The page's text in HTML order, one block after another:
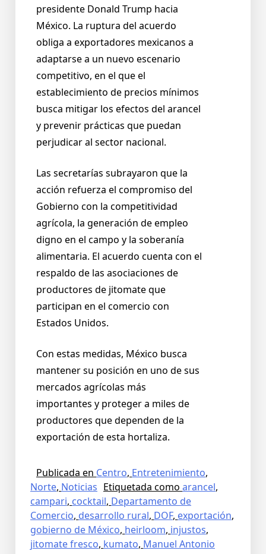
presidente Donald Trump hacia
México. La ruptura del acuerdo
obliga a exportadores mexicanos a
adaptarse a un nuevo escenario
competitivo, en el que el
establecimiento de precios mínimos
busca mitigar los efectos del arancel
y prevenir prácticas que puedan
perjudicar al sector nacional.
Las secretarías subrayaron que la
acción refuerza el compromiso del
Gobierno con la competitividad
agrícola, la generación de empleo
digno en el campo y la soberanía
alimentaria. El acuerdo cuenta con el
respaldo de las asociaciones de
productores de jitomate que
participan en el comercio con
Estados Unidos.
Con estas medidas, México busca
mantener su posición en uno de sus
mercados agrícolas más
importantes y proteger a miles de
productores que dependen de la
exportación de esta hortaliza.
Publicada en Centro, Entretenimiento,
Norte, Noticias Etiquetada como arancel,
campari, cocktail, Departamento de
Comercio, desarrollo rural, DOF, exportación,
gobierno de México, heirloom, injustos,
jitomate fresco, kumato, Manuel Antonio